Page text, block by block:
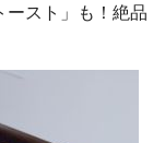
ースト」も！絶品